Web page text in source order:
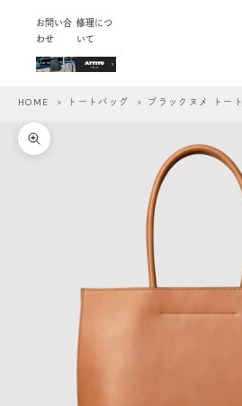
お問い合
わせ
修理につ
いて
HOME > トートバッグ > ブラックヌメ トート
ズームイン